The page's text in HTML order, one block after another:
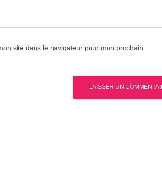
site dans le navigateur pour mon prochain